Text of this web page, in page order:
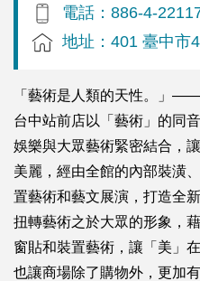
電話：886-4-
地址：401 臺中市
「藝術是人類的天性。」
台中站前店以「藝術」的同
娛樂與大眾藝術緊密結合，
美麗，經由全館的內部裝潢
置藝術和藝文展演，打造全
扭轉藝術之於大眾的形象，
窗貼和裝置藝術，讓「美」
也讓商場除了購物外，更加